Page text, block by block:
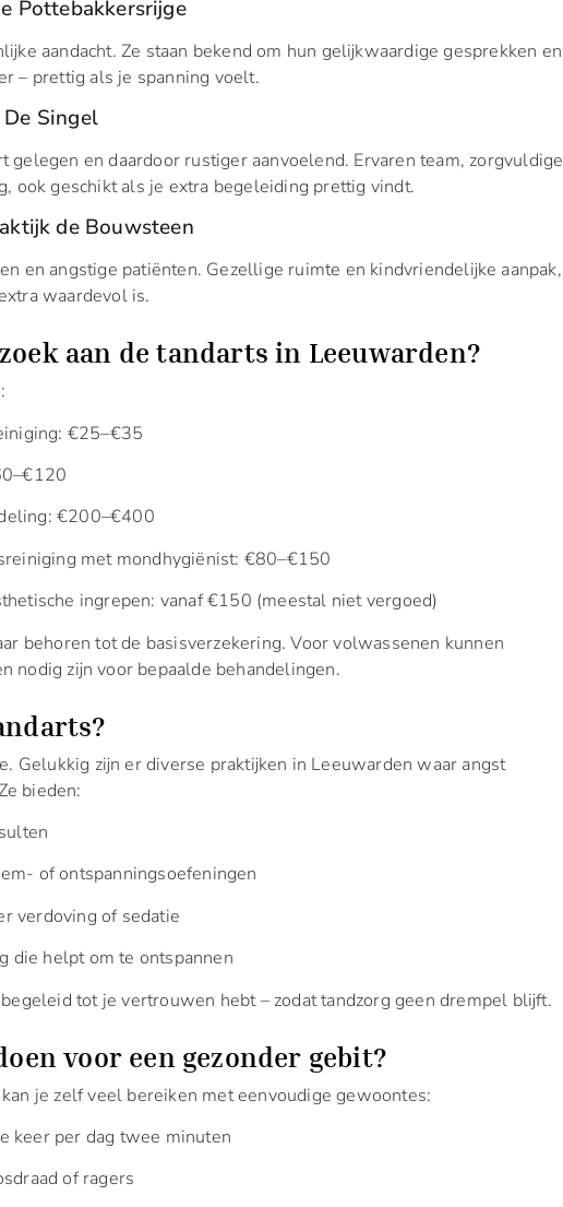
Pottebakkersrijge
aandacht. Ze staan bekend om hun gelijkwaardige gesprekken en
– prettig als je spanning voelt.
Singel
gelegen en daardoor rustiger aanvoelend. Ervaren team, zorgvuldige
ook geschikt als je extra begeleiding prettig vindt.
de Bouwsteen
en angstige patiënten. Gezellige ruimte en kindvriendelijke aanpak,
waardevol is.
aan de tandarts in Leeuwarden?
€25–€35
€200–€400
met mondhygiënist: €80–€150
ingrepen: vanaf €150 (meestal niet vergoed)
behoren tot de basisverzekering. Voor volwassenen kunnen
nodig zijn voor bepaalde behandelingen.
Gelukkig zijn er diverse praktijken in Leeuwarden waar angst
bieden:
of ontspanningsoefeningen
verdoving of sedatie
die helpt om te ontspannen
tot je vertrouwen hebt – zodat tandzorg geen drempel blijft.
voor een gezonder gebit?
je zelf veel bereiken met eenvoudige gewoontes:
keer per dag twee minuten
of ragers